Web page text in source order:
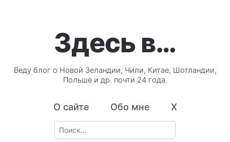
Здесь в…
Веду блог о Новой Зеландии, Чили, Китае, Шотландии,
Польше и др. почти 24 года.
О сайте Обо мне X
Search
for: